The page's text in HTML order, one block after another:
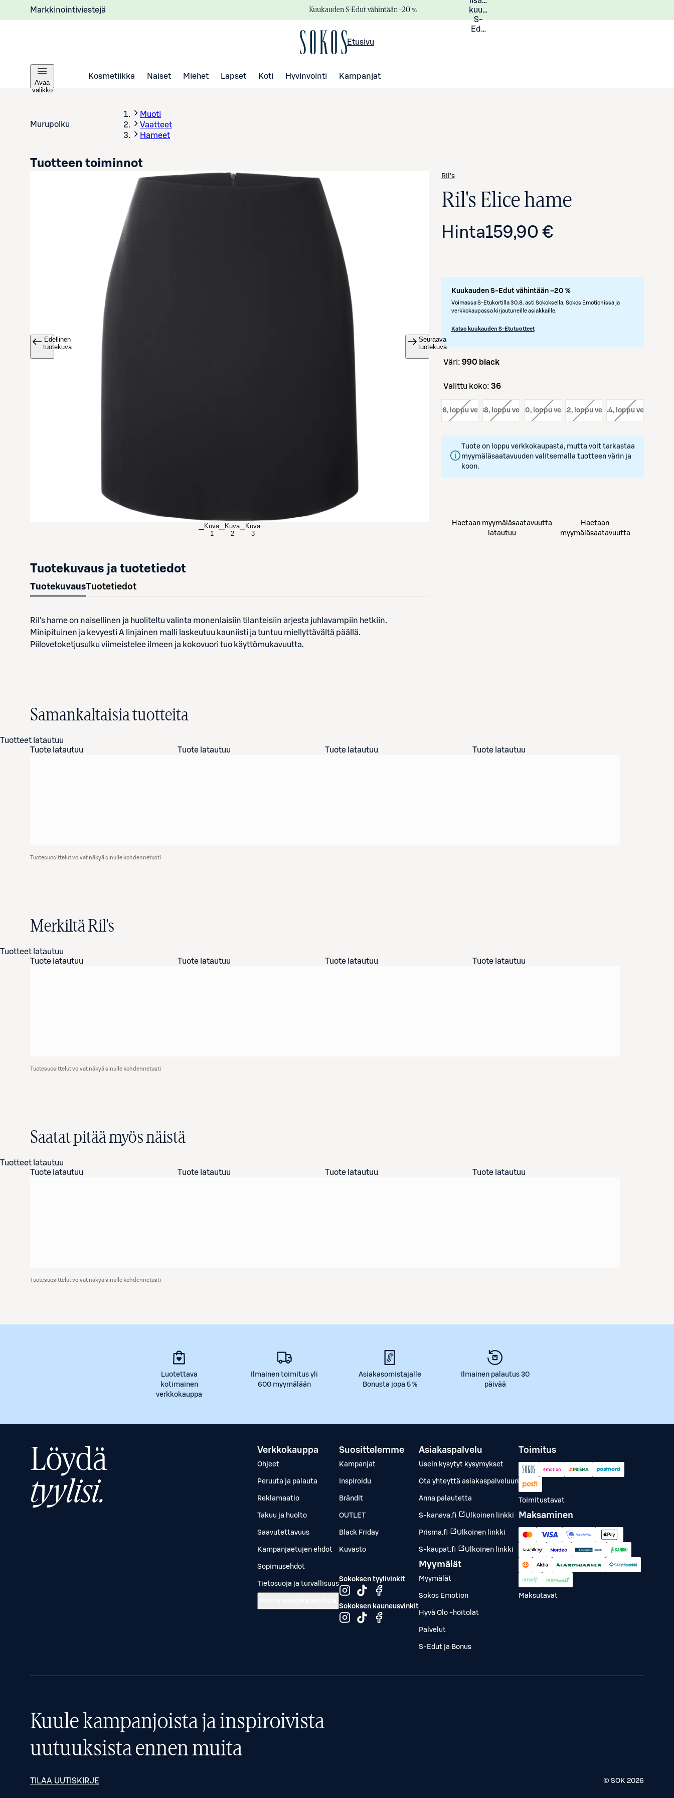
Markkinointiviestejä Kuukauden S-Edut vähintään –20 %
kuukauden
S-
Eduista
Etusivu
Avaa
valikko
Kosmetiikka Naiset Miehet Lapset Koti Hyvinvointi Kampanjat
Murupolku
Muoti
Vaatteet
Hameet
Edellinen
tuotekuva
Seuraava
tuotekuva
Kuva
1
Kuva
2
Kuva
3
Ril's
Ril's Elice hame
Hinta159,90 €
Kuukauden S-Edut vähintään –20 %
Voimassa S-Etukortilla 30.8. asti Sokoksella, Sokos Emotionissa ja
verkkokaupassa kirjautuneille asiakkaille.
Katso kuukauden S-Etutuotteet
Tuotteen toiminnot
väri: 990 black
Valittu koko: 36
36, loppu verkosta
koko: 38, loppu verkosta
koko: 40, loppu verkosta
koko: 42, loppu verkosta
koko: 44, loppu verkosta
Tuote on loppu verkkokaupasta, mutta voit tarkastaa
myymäläsaatavuuden valitsemalla tuotteen värin ja
koon.
Haetaan myymäläsaatavuutta
latautuu
Haetaan
myymäläsaatavuutta
Tuotekuvaus ja tuotetiedot
TuotekuvausTuotetiedot
Ril's hame on naisellinen ja huoliteltu valinta monenlaisiin tilanteisiin arjesta juhlavampiin hetkiin.
Minipituinen ja kevyesti A linjainen malli laskeutuu kauniisti ja tuntuu miellyttävältä päällä.
Piilovetoketjusulku viimeistelee ilmeen ja kokovuori tuo käyttömukavuutta.
Samankaltaisia tuotteita
Tuotteet latautuu
Tuote latautuu
Tuote latautuu Tuote latautuu Tuote latautuu
Tuotesuosittelut voivat näkyä sinulle kohdennetusti
Merkiltä Ril's
Tuotteet latautuu
Tuote latautuu
Tuote latautuu Tuote latautuu Tuote latautuu
Tuotesuosittelut voivat näkyä sinulle kohdennetusti
Saatat pitää myös näistä
Tuotteet latautuu
Tuote latautuu
Tuote latautuu Tuote latautuu Tuote latautuu
Tuotesuosittelut voivat näkyä sinulle kohdennetusti
Luotettava
kotimainen
verkkokauppa
Ilmainen toimitus yli
600 myymälään
Asiakasomistajalle
Bonusta jopa 5 %
Ilmainen palautus 30
päivää
Löydä
tyylisi.
Verkkokauppa
Ohjeet
Peruuta ja palauta
Reklamaatio
Takuu ja huolto
Saavutettavuus
Kampanjaetujen ehdot
Sopimusehdot
Tietosuoja ja turvallisuus
Suosittelemme
Kampanjat
Inspiroidu
Brändit
OUTLET
Black Friday
Kuvasto
Sokoksen tyylivinkit
Sokoksen kauneusvinkit
Asiakaspalvelu
Usein kysytyt kysymykset
Ota yhteyttä asiakaspalveluun
Anna palautetta
S-kanava.fi Ulkoinen linkki
Prisma.fi Ulkoinen linkki
S-kaupat.fi Ulkoinen linkki
Myymälät
Myymälät
Sokos Emotion
Hyvä Olo -hoitolat
Palvelut
S-Edut ja Bonus
Toimitus
Toimitustavat
Maksaminen
Maksutavat
Kuule kampanjoista ja inspiroivista
uutuuksista ennen muita
TILAA UUTISKIRJE © SOK 2026